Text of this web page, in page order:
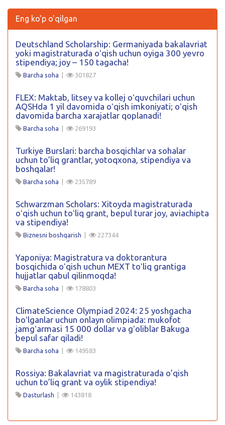
Eng ko'p o'qilgan
Deutschland Scholarship: Germaniyada bakalavriat
yoki magistraturada oʻqish uchun oyiga 300 yevro
stipendiya; joy – 150 tagacha!
Barcha soha | 301827
FLEX: Maktab, litsey va kollej oʻquvchilari uchun
AQSHda 1 yil davomida oʻqish imkoniyati; oʻqish
davomida barcha xarajatlar qoplanadi!
Barcha soha | 269193
Turkiye Burslari: barcha bosqichlar va sohalar
uchun to’liq grantlar, yotoqxona, stipendiya va
boshqalar!
Barcha soha | 235789
Schwarzman Scholars: Xitoyda magistraturada
oʻqish uchun toʻliq grant, bepul turar joy, aviachipta
va stipendiya!
Biznesni boshqarish | 227344
Yaponiya: Magistratura va doktorantura
bosqichida oʻqish uchun MEXT toʻliq grantiga
hujjatlar qabul qilinmoqda!
Barcha soha | 178803
ClimateScience Olympiad 2024: 25 yoshgacha
boʻlganlar uchun onlayn olimpiada: mukofot
jamgʻarmasi 15 000 dollar va gʻoliblar Bakuga
bepul safar qiladi!
Barcha soha | 149583
Rossiya: Bakalavriat va magistraturada o’qish
uchun to’liq grant va oylik stipendiya!
Dasturlash | 143818